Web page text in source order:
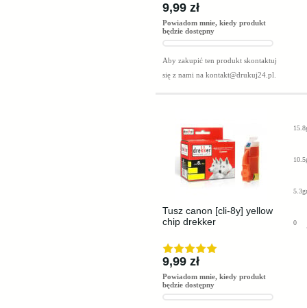
9,99 zł
Powiadom mnie, kiedy produkt
będzie dostępny
Aby zakupić ten produkt skontaktuj
się z nami na kontakt@drukuj24.pl
Tusz canon [cli-8y] yellow
chip drekker
9,99 zł
Powiadom mnie, kiedy produkt
będzie dostępny
5.3gr
0